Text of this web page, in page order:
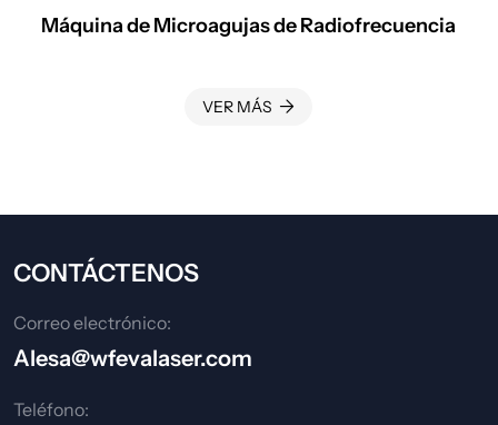
Máquina de Microagujas de Radiofrecuencia
VER MÁS
CONTÁCTENOS
Correo electrónico:
Alesa@wfevalaser.com
Teléfono: